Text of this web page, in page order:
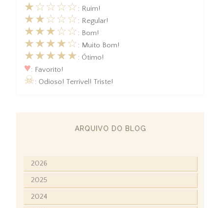
★☆☆☆☆: Ruim!
★★☆☆☆: Regular!
★★★☆☆: Bom!
★★★★☆: Muito Bom!
★★★★★: Ótimo!
♥: Favorito!
☠: Odioso! Terrível! Triste!
ARQUIVO DO BLOG
2026
2025
2024